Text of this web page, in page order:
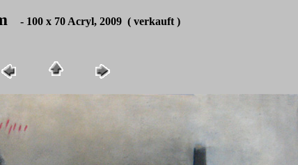
- 100 x 70 Acryl, 2009 ( verkauft )